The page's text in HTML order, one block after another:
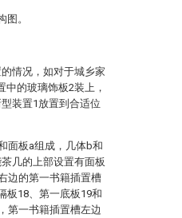
。
情况，如对于城乡家
中的玻璃饰板2装上，
装置1放置到合适位
面板a组成，几体b和
几的上部设置有面板
边的第一书籍插置槽
板18、第一底板19和
第一书籍插置槽左边